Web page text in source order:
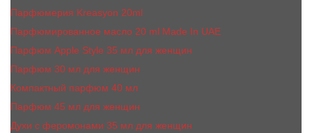
Парфюмерия Kreasyon 20ml
Парфюмированное масло 20 ml Made In UAE
Парфюм Apple Style 35 мл для женщин
Парфюм 30 мл для женщин
Компактный парфюм 40 мл
Парфюм 45 мл для женщин
Духи с феромонами 35 мл для женщин